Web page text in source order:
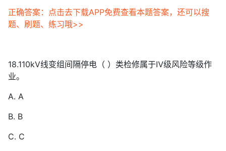
正确答案：点击去下载APP免费查看本题答案，还可以搜
题、刷题、练习哦>>
18.110kV线变组间隔停电（ ）类检修属于Ⅳ级风险等级作
业。
A. A
B. B
C. C